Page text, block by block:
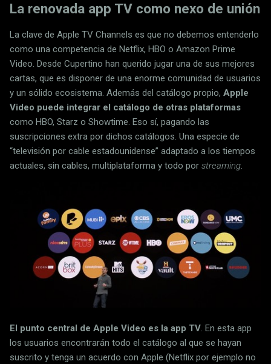
La renovada app TV como nexo de unión
La clave de Apple TV Channels es que no debemos entenderlo
como una competencia de Netflix, HBO o Amazon Prime
Video. Desde Cupertino han querido jugar una de sus mejores
cartas, que es disponer de una enorme comunidad de usuarios
y un sólido ecosistema. Además del catálogo propio, Apple
Video puede integrar el catálogo de otras plataformas
como HBO, Starz o Showtime. Eso sí, pagando las
suscripciones extra por dichos catálogos. Una especie de
“televisión por cable estadounidense” adaptado a los tiempos
actuales, sin cables, multiplataforma y todo por streaming.
El punto central de Apple Video es la app TV. En esta app
los usuarios encontrarán todo el catálogo al que se hayan
suscrito y tenga un acuerdo con Apple (Netflix por ejemplo no